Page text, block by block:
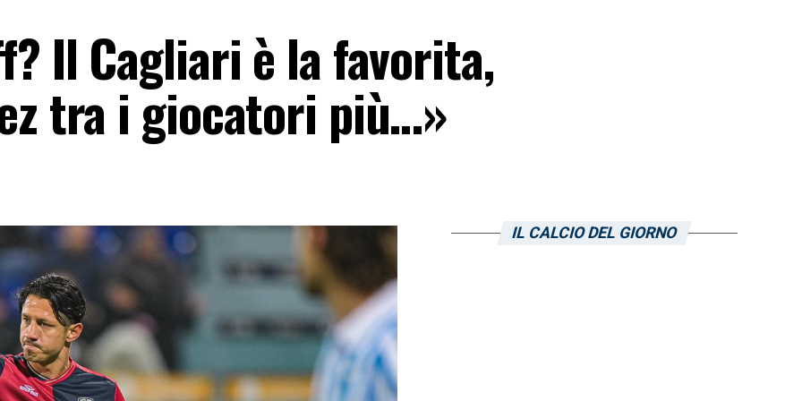
Il Cagliari è la favorita,
tra i giocatori più…»
IL CALCIO DEL GIORNO